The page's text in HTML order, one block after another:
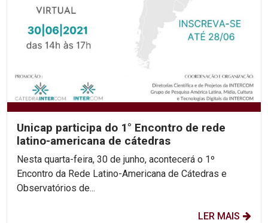
Unicap participa do 1° Encontro de rede
latino-americana de cátedras
Nesta quarta-feira, 30 de junho, acontecerá o 1º
Encontro da Rede Latino-Americana de Cátedras e
Observatórios de...
LER MAIS